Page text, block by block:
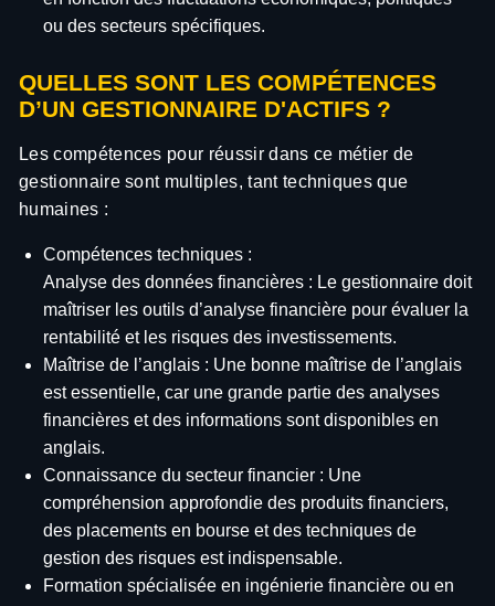
ou des secteurs spécifiques.
QUELLES SONT LES COMPÉTENCES
D’UN GESTIONNAIRE D'ACTIFS ?
Les compétences pour réussir dans ce métier de
gestionnaire sont multiples, tant techniques que
humaines :
Compétences techniques :
Analyse des données financières : Le gestionnaire doit
maîtriser les outils d’analyse financière pour évaluer la
rentabilité et les risques des investissements.
Maîtrise de l’anglais : Une bonne maîtrise de l’anglais
est essentielle, car une grande partie des analyses
financières et des informations sont disponibles en
anglais.
Connaissance du secteur financier : Une
compréhension approfondie des produits financiers,
des placements en bourse et des techniques de
gestion des risques est indispensable.
Formation spécialisée en ingénierie financière ou en